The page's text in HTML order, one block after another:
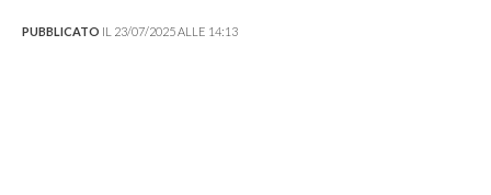
PUBBLICATO IL 23/07/2025 ALLE 14:13